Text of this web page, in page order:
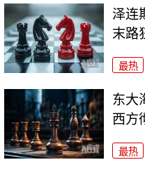
泽连
末路
最热
东大
西方
最热